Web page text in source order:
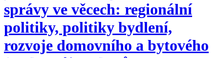
správy ve věcech: regionální
politiky, politiky bydlení,
rozvoje domovního a bytového